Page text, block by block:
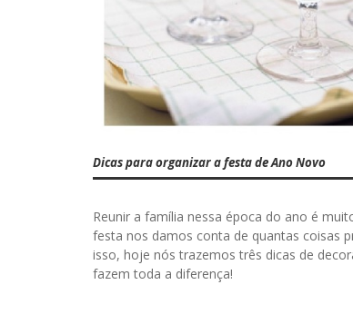
Dicas para organizar a festa de Ano Novo
Reunir a família nessa época do ano é
festa nos damos conta de quantas coisas
isso, hoje nós trazemos três dicas de
fazem toda a diferença!